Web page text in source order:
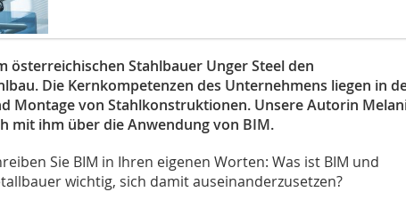
österreichischen Stahlbauer Unger Steel den
Die Kernkompetenzen des Unternehmens liegen in
Montage von Stahlkonstruktionen. Unsere Autorin
mit ihm über die Anwendung von BIM.
Sie BIM in Ihren eigenen Worten: Was ist BIM und
wichtig, sich damit auseinanderzusetzen?